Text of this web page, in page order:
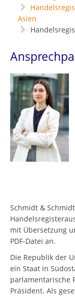
Asien
Schmidt &
mit Übersetzung
PDF-Datei an.
Die Republik der
ein Staat in
parlamentarische
Präsident. Als